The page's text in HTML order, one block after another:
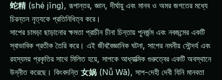
蛇精(shé jīng), রূপান্তর, জ্ঞান, দীর্ঘায়ু এবং মানব ও অমর জগতের মধ্যে
চিরন্তন নৃত্যকে প্রতিনিধিত্ব করে।
সাপের চামড়া ছাড়ানোর ক্ষমতা প্রাচীন চীনা চিন্তায় পুনর্জন্ম এবং নবজন্মের একটি
স্বাভাবিক প্রতীক তৈরি করে। এই জীববৈজ্ঞানিক ঘটনা, সাপের নমনীয় সৌন্দর্য এবং
রহস্যময় প্রকৃতির সাথে মিলিত হয়ে, সাপকে আধ্যাত্মিক গুরুত্বের একটি অবস্থানে
উন্নীত করেছে। কিংবদন্তি 女娲 (Nǚ Wā), সাপ-দেহী দেবী যিনি মানবতা